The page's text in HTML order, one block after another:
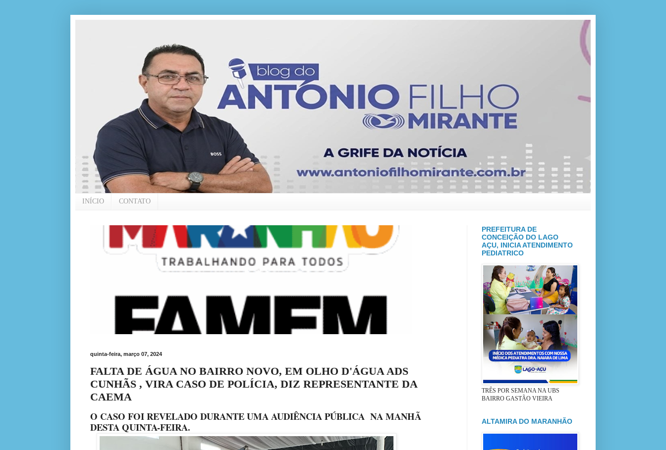
INÍCIO CONTATO
quinta-feira, março 07, 2024
FALTA DE ÁGUA NO BAIRRO NOVO, EM OLHO D'ÁGUA ADS
CUNHÃS , VIRA CASO DE POLÍCIA, DIZ REPRESENTANTE DA
CAEMA
O CASO FOI REVELADO DURANTE UMA AUDIÊNCIA PÚBLICA NA MANHÃ
DESTA QUINTA-FEIRA.
PREFEITURA DE
CONCEIÇÃO DO LAGO
AÇU, INICIA ATENDIMENTO
PEDIATRICO
TRÊS POR SEMANA NA UBS
BAIRRO GASTÃO VIEIRA
ALTAMIRA DO MARANHÃO